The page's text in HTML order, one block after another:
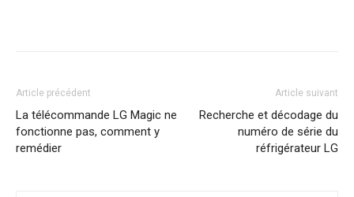
Article précédent
La télécommande LG Magic ne
fonctionne pas, comment y
remédier
Article suivant
Recherche et décodage du
numéro de série du
réfrigérateur LG